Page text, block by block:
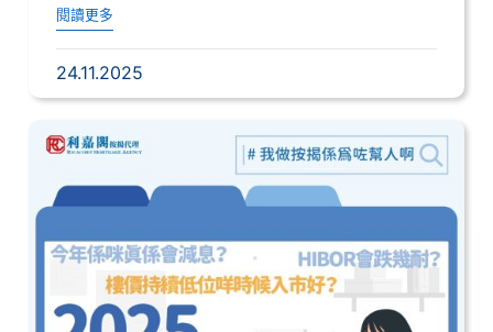
閱讀更多
24.11.2025